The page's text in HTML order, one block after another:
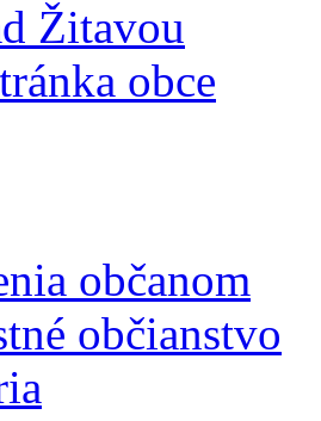
Žitavou
obce
občanom
občianstvo